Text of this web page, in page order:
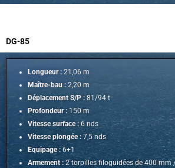
DG-85
Longueur : 21,06 m
Maître-bau : 2,20 m
Déplacement S/P : 81/94 t
Profondeur : 150 m
Vitesse surface :6 nds
Vitesse plongée : 7,5 nds
Equipage : 6+1
Armement : 2 torpilles filoguidées de 400 mm